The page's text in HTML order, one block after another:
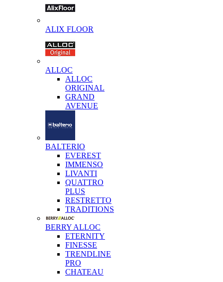
ALIX FLOOR
ALLOC
ALLOC
ORIGINAL
GRAND
AVENUE
BALTERIO
EVEREST
IMMENSO
LIVANTI
QUATTRO
PLUS
RESTRETTO
TRADITIONS
BERRY ALLOC
ETERNITY
FINESSE
TRENDLINE
PRO
CHATEAU